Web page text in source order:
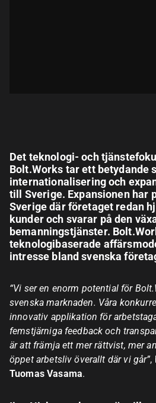
Det teknologi- och
Bolt.Works tar ett betydande
internationalisering och
till Sverige. Expansionen har
Sverige där företaget redan
kunder och svarar på den
bemanningstjänster.
teknologibaserade
intresse bland svenska
“Vi ser en enorm potential för
svenska marknaden. Våra
innovativ applikation för
femstjärniga feedback och
är att främja ett mer rättvist, mer
öppet arbetsliv överallt där vi går”,
Tuomas Vasama.